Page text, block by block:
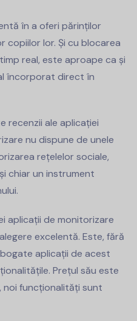
în a oferi părinților
copiilor lor. Și cu blocarea
real, este aproape ca și
încorporat direct în
recenzii ale aplicației
nu dispune de unele
rețelelor sociale,
chiar un instrument
aplicații de monitorizare
excelentă. Este, fără
aplicații de acest
Prețul său este
noi funcționalități sunt